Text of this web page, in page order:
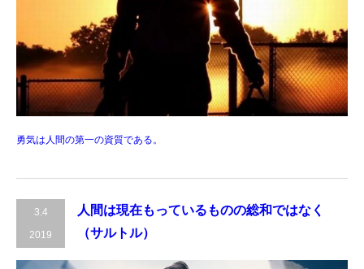
勇気は人間の第一の資質である。
3.4
2019
人間は現在もっているものの総和ではなく
（サルトル）